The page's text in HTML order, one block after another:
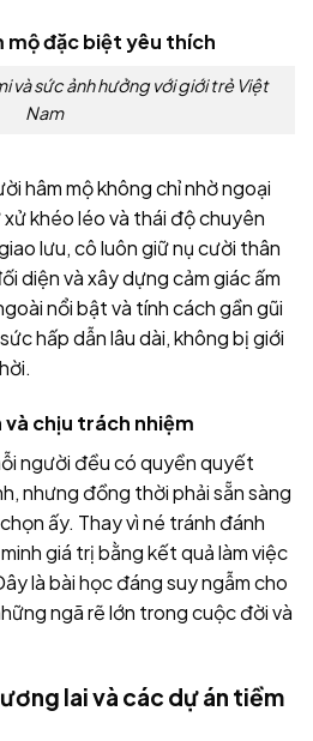
mộ đặc biệt yêu thích
và sức ảnh hưởng với giới trẻ Việt
Nam
hâm mộ không chỉ nhờ ngoại
khéo léo và thái độ chuyên
lưu, cô luôn giữ nụ cười thân
diện và xây dựng cảm giác ấm
nổi bật và tính cách gần gũi
hấp dẫn lâu dài, không bị giới
và chịu trách nhiệm
người đều có quyền quyết
nhưng đồng thời phải sẵn sàng
ấy. Thay vì né tránh đánh
giá trị bằng kết quả làm việc
là bài học đáng suy ngẫm cho
ngã rẽ lớn trong cuộc đời và
lai và các dự án tiềm